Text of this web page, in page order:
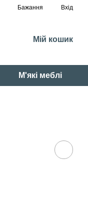
Бажання Вхід
Мій кошик
М'які меблі